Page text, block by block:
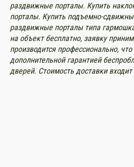
раздвижные порталы. Купить
порталы. Купить подъемно-
раздвижные порталы типа
на объект бесплатно, заявку
производится профессионально, что
дополнительной гарантией
дверей. Стоимость доставки